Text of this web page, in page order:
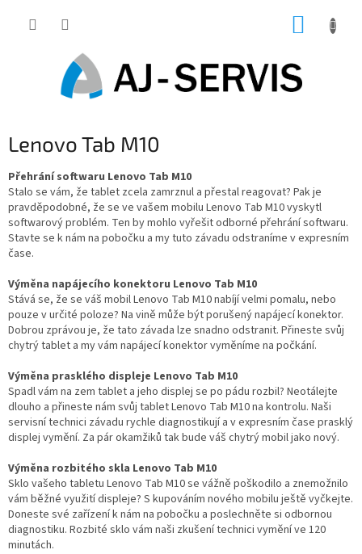
Lenovo Tab M10
Přehrání softwaru Lenovo Tab M10
Stalo se vám, že tablet zcela zamrznul a přestal reagovat? Pak je
pravděpodobné, že se ve vašem mobilu Lenovo Tab M10 vyskytl
softwarový problém. Ten by mohlo vyřešit odborné přehrání softwaru.
Stavte se k nám na pobočku a my tuto závadu odstraníme v expresním
čase.
Výměna napájecího konektoru Lenovo Tab M10
Stává se, že se váš mobil Lenovo Tab M10 nabíjí velmi pomalu, nebo
pouze v určité poloze? Na vině může být porušený napájecí konektor.
Dobrou zprávou je, že tato závada lze snadno odstranit. Přineste svůj
chytrý tablet a my vám napájecí konektor vyměníme na počkání.
Výměna prasklého displeje Lenovo Tab M10
Spadl vám na zem tablet a jeho displej se po pádu rozbil? Neotálejte
dlouho a přineste nám svůj tablet Lenovo Tab M10 na kontrolu. Naši
servisní technici závadu rychle diagnostikují a v expresním čase prasklý
displej vymění. Za pár okamžiků tak bude váš chytrý mobil jako nový.
Výměna rozbitého skla Lenovo Tab M10
Sklo vašeho tabletu Lenovo Tab M10 se vážně poškodilo a znemožnilo
vám běžné využití displeje? S kupováním nového mobilu ještě vyčkejte.
Doneste své zařízení k nám na pobočku a poslechněte si odbornou
diagnostiku. Rozbité sklo vám naši zkušení technici vymění ve 120
minutách.